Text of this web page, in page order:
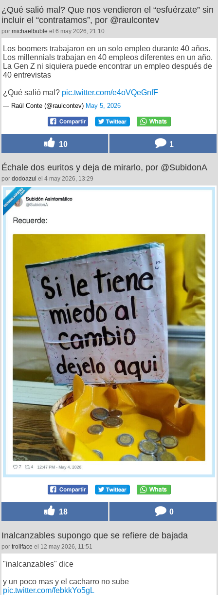
¿Qué salió mal? Que nos vendieron el “esfuérzate” sin
incluir el “contratamos”, por @raulcontev
por michaelbuble el 6 may 2026, 21:10
Los boomers trabajaron en un solo empleo durante 40 años.
Los millennials trabajan en 40 empleos diferentes en un año.
La Gen Z ni siquiera puede encontrar un empleo después de
40 entrevistas
¿Qué salió mal? pic.twitter.com/e4oVQeGnfF
— Raúl Conte (@raulcontev) May 5, 2026
10 1
Échale dos euritos y deja de mirarlo, por @SubidonA
por dodoazul el 4 may 2026, 13:29
18 0
Inalcanzables supongo que se refiere de bajada
por trollface el 12 may 2026, 11:51
"inalcanzables" dice
y un poco mas y el cacharro no sube
pic.twitter.com/febkkYo5gL